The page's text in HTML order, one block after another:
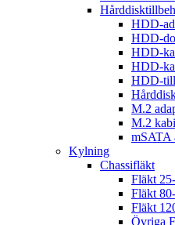
HDD-
HDD-
HDD-
HDD-
HDD-
M.2
M.2
mSATA
Kylning
Chassifläkt
Fläkt
Fläkt
Fläkt
Övriga